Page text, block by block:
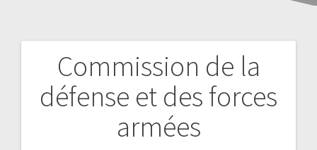
Commission de la
défense et des forces
armées